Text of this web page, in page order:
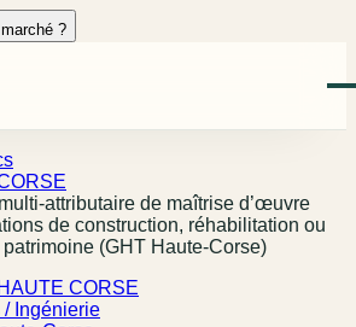
?
attributaire de maîtrise d’œuvre
de construction, réhabilitation ou
(GHT Haute-Corse)
CORSE
/ Ingénierie